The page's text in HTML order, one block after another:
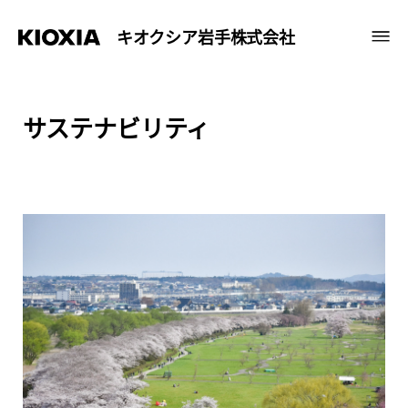
キオクシア岩手株式会社
サステナビリティ